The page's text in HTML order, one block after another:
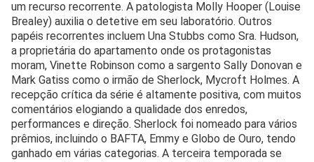
um recurso recorrente. A patologista Molly Hooper (Louise
Brealey) auxilia o detetive em seu laboratório. Outros
papéis recorrentes incluem Una Stubbs como Sra. Hudson,
a proprietária do apartamento onde os protagonistas
moram, Vinette Robinson como a sargento Sally Donovan e
Mark Gatiss como o irmão de Sherlock, Mycroft Holmes. A
recepção crítica da série é altamente positiva, com muitos
comentários elogiando a qualidade dos enredos,
performances e direção. Sherlock foi nomeado para vários
prêmios, incluindo o BAFTA, Emmy e Globo de Ouro, tendo
ganhado em várias categorias. A terceira temporada se